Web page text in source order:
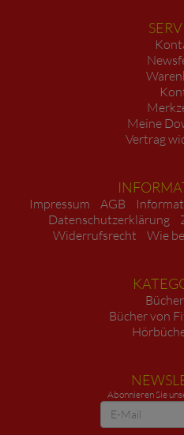
Meine
Vertrag
Impressum AGB
Datenschutzerklärung
Widerrufsrecht
Wie
Bücher von
Abonnieren Sie